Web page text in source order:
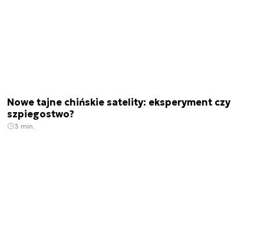
Nowe tajne chińskie satelity: eksperyment czy
szpiegostwo?
3 min.